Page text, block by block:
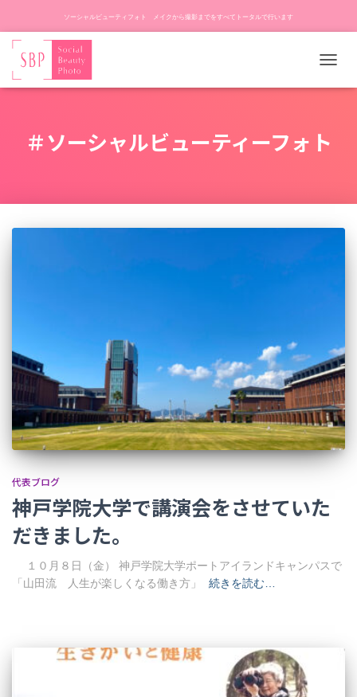
ソーシャルビューティフォト メイクから撮影までをすべてトータルで行います
ビ
ョ
＃ソーシャルビューティーフォト
代表ブログ
神戸学院大学で講演会をさせていた
だきました。
１０月８日（金） 神戸学院大学ポートアイランドキャンパスで
「山田流 人生が楽しくなる働き方」
続きを読む…